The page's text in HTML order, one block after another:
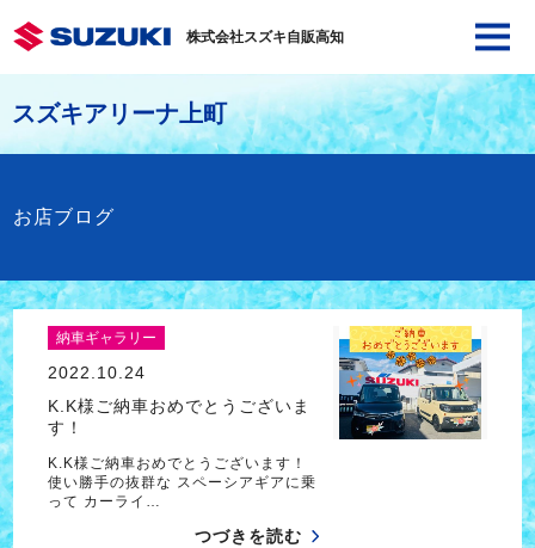
株式会社スズキ自販高知
スズキアリーナ上町
お店ブログ
納車ギャラリー
2022.10.24
K.K様ご納車おめでとうございま
す！
K.K様ご納車おめでとうございます！
使い勝手の抜群な スペーシアギアに乗
って カーライ…
つづきを読む